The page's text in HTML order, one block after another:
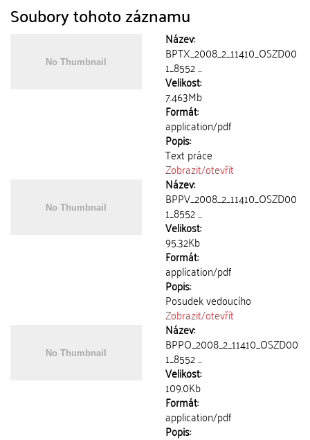
Soubory tohoto záznamu
Název:
BPTX_2008_2_11410_OSZD00
1_8552 ...
Velikost:
7.463Mb
Formát:
application/pdf
Popis:
Text práce
Zobrazit/otevřít
Název:
BPPV_2008_2_11410_OSZD00
1_8552 ...
Velikost:
95.32Kb
Formát:
application/pdf
Popis:
Posudek vedoucího
Zobrazit/otevřít
Název:
BPPO_2008_2_11410_OSZD00
1_8552 ...
Velikost:
109.0Kb
Formát:
application/pdf
Popis: